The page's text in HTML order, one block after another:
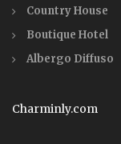
Country House
Boutique Hotel
Albergo Diffuso
Charminly.com